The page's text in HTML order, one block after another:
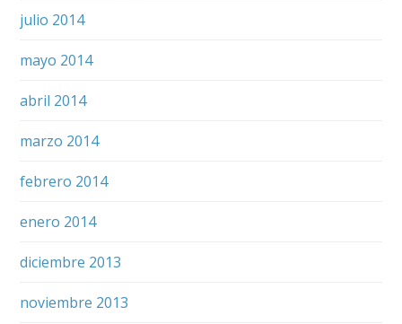
julio 2014
mayo 2014
abril 2014
marzo 2014
febrero 2014
enero 2014
diciembre 2013
noviembre 2013